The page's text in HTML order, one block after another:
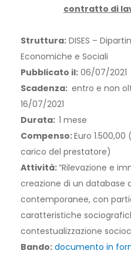
contratto di
Struttura: DISES –
Economiche e Sociali
Pubblicato il: 06/07/2021
Scadenza: entro e non
16/07/2021
Durata: 1 mese
Compenso:Euro
carico del prestatore)
Attività:“Rilevazione e
creazione di un database
contemporanee, con
caratteristiche
contestualizzazione
Bando: documento in